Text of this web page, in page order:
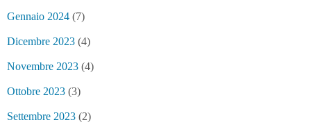
Gennaio 2024 (7)
Dicembre 2023 (4)
Novembre 2023 (4)
Ottobre 2023 (3)
Settembre 2023 (2)